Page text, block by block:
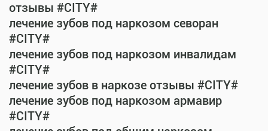
отзывы #CITY#
лечение зубов под наркозом севоран
#CITY#
лечение зубов под наркозом инвалидам
#CITY#
лечение зубов в наркозе отзывы #CITY#
лечение зубов под наркозом армавир
#CITY#